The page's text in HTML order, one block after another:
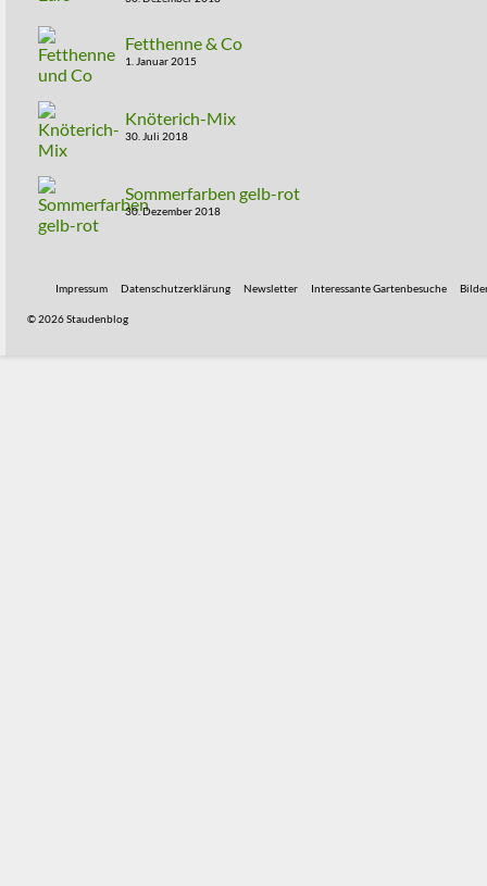
Fetthenne & Co
1. Januar 2015
Knöterich-Mix
30. Juli 2018
Sommerfarben gelb-rot
30. Dezember 2018
Impressum Datenschutzerklärung Newsletter Interessante Gartenbesuche
© 2026 Staudenblog